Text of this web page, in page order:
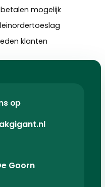
mogelijk
klanten
op
Goorn